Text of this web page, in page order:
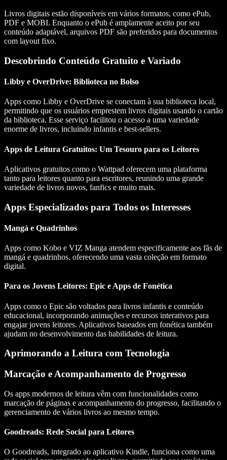
Livros digitais estão disponíveis em vários formatos, como ePub,
PDF e MOBI. Enquanto o ePub é amplamente aceito por seu
conteúdo adaptável, arquivos PDF são preferidos para documentos
com layout fixo.
Descobrindo Conteúdo Gratuito e Variado
Libby e OverDrive: Biblioteca no Bolso
Apps como Libby e OverDrive se conectam à sua biblioteca local,
permitindo que os usuários emprestem livros digitais usando o cartão
da biblioteca. Esse serviço facilitou o acesso a uma variedade
enorme de livros, incluindo infantis e best-sellers.
Apps de Leitura Gratuitos: Um Tesouro para os Leitores
Aplicativos gratuitos como o Wattpad oferecem uma plataforma
tanto para leitores quanto para escritores, reunindo uma grande
variedade de livros novos, fanfics e muito mais.
Apps Especializados para Todos os Interesses
Mangá e Quadrinhos
Apps como Kobo e VIZ Manga atendem especificamente aos fãs de
mangá e quadrinhos, oferecendo uma vasta coleção em formato
digital.
Para os Jovens Leitores: Epic e Apps de Fonética
Apps como o Epic são voltados para livros infantis e conteúdo
educacional, incorporando animações e recursos interativos para
engajar jovens leitores. Aplicativos baseados em fonética também
ajudam no desenvolvimento das habilidades de leitura.
Aprimorando a Leitura com Tecnologia
Marcação e Acompanhamento de Progresso
Os apps modernos de leitura vêm com funcionalidades como
marcação de páginas e acompanhamento do progresso, facilitando o
gerenciamento de vários livros ao mesmo tempo.
Goodreads: Rede Social para Leitores
O Goodreads, integrado ao aplicativo Kindle, funciona como uma